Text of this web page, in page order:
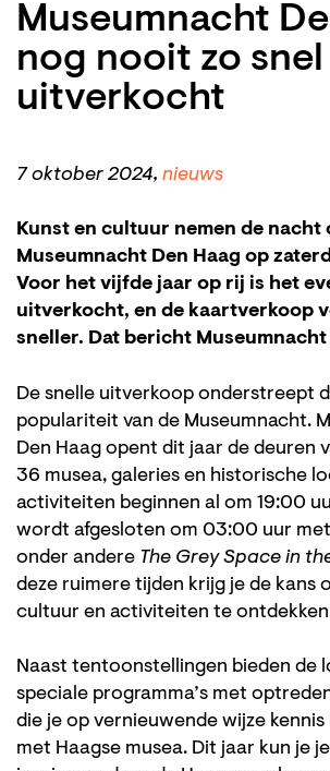
Museumnacht
nog nooit zo snel
uitverkocht
7 oktober 2024, nieuws
Kunst en cultuur nemen de nacht
Museumnacht Den Haag op
Voor het vijfde jaar op rij is het
uitverkocht, en de kaartverkoop
sneller. Dat bericht Museumnacht
De snelle uitverkoop onderstreept
populariteit van de Museumnacht.
Den Haag opent dit jaar de deuren
36 musea, galeries en historische
activiteiten beginnen al om 19:00
wordt afgesloten om 03:00 uur
onder andere The Grey Space in
deze ruimere tijden krijg je de kans
cultuur en activiteiten te
Naast tentoonstellingen bieden de
speciale programma’s met
die je op vernieuwende wijze kennis
met Haagse musea. Dit jaar kun je